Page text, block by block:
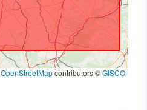
OpenStreetMapcontributors ©GISCO